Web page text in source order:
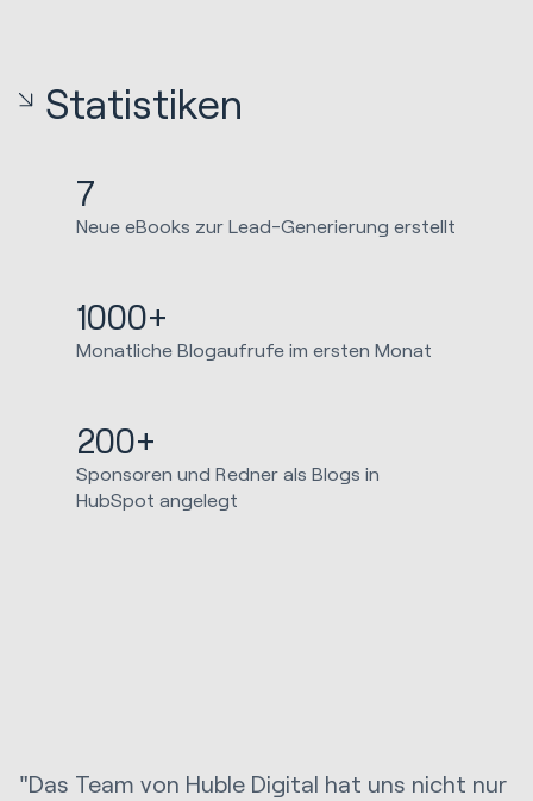
Statistiken
7
Neue eBooks zur Lead-Generierung erstellt
1000+
Monatliche Blogaufrufe im ersten Monat
200+
Sponsoren und Redner als Blogs in
HubSpot angelegt
"Das Team von Huble Digital hat uns nicht nur